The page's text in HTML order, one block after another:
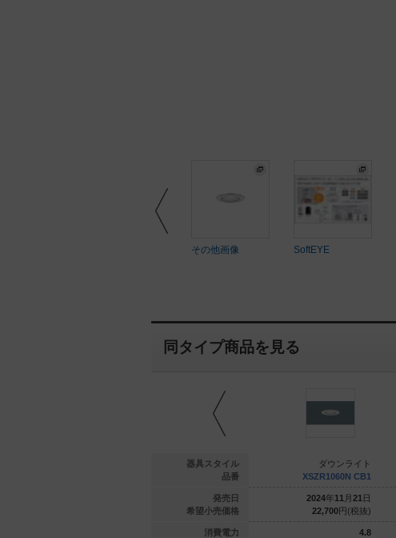
その他画像 SoftEYE
同タイプ商品を見る
器具スタイル
品番
発売日
希望小売価格
消費電力
ダウンライト
円(税抜)
6.6
ダウンライト
XSZR1060N CB1
2024年11 月 21 日
22,700円(税抜)
4.8